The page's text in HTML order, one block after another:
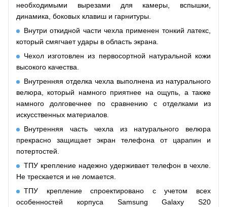
необходимыми вырезами для камеры, вспышки,
динамика, боковых клавиш и гарнитуры.
Внутри откидной части чехла применен тонкий латекс,
который смягчает удары в область экрана.
Чехол изготовлен из первосортной натуральной кожи
высокого качества.
Внутренняя отделка чехла выполнена из натурального
велюра, который намного приятнее на ощупь, а также
намного долговечнее по сравнению с отделками из
искусственных материалов.
Внутренняя часть чехла из натурального велюра
прекрасно защищает экран телефона от царапин и
потертостей.
ТПУ крепление надежно удерживает телефон в чехле.
Не трескается и не ломается.
ТПУ крепление спроектировано с учетом всех
особенностей корпуса Samsung Galaxy S20